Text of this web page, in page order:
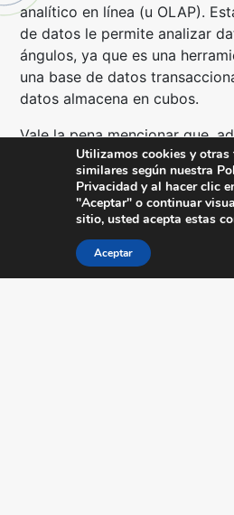
analítico en línea (u OLAP).
de datos le permite analizar
ángulos, ya que es una
una base de datos
datos almacena en cubos.
Vale la pena mencionar que,
análisis de datos más preciso,
la jerarquía para organizar la
resultado, el acceso a los
más eficiente y rápida. Por lo
proporciona dos tipos básicos
Las medidas – se
Utilizamos cookies y otras
similares según nuestra
Privacidad y al hacer clic
"Aceptar" o continuar
sitio, usted acepta estas
Aceptar